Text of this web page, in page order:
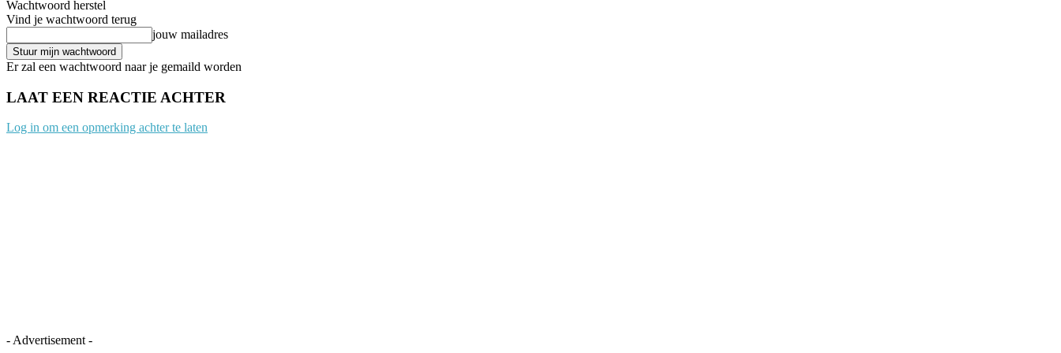
Wachtwoord herstel
Vind je wachtwoord terug
jouw mailadres
Er zal een wachtwoord naar je gemaild worden
LAAT EEN REACTIE ACHTER
Log in om een opmerking achter te laten
- Advertisement -